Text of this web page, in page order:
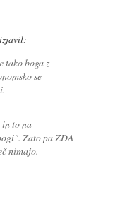
izjavil:
tako boga z
se
in to na
Zato pa ZDA
nimajo.